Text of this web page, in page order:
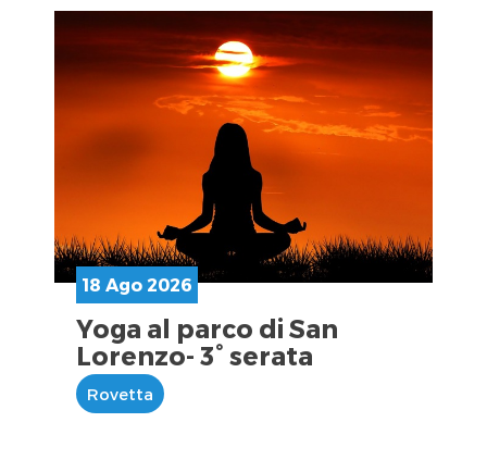
18 Ago 2026
Yoga al parco di San
Lorenzo- 3° serata
Rovetta